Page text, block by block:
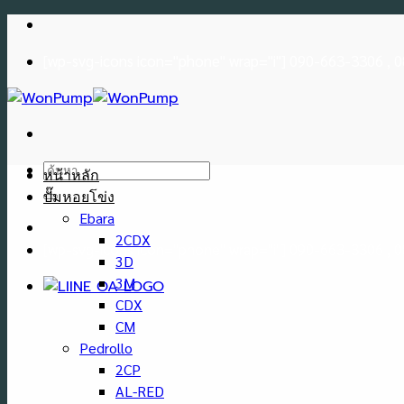
Skip
content
ค้นหา:
[wp-svg-icons icon="phone" wrap="i"] 090-663-3306 ,
หน้าหลัก
ปั๊มหอยโข่ง
Ebara
2CDX
3D
3M
CDX
CM
Pedrollo
2CP
AL-RED